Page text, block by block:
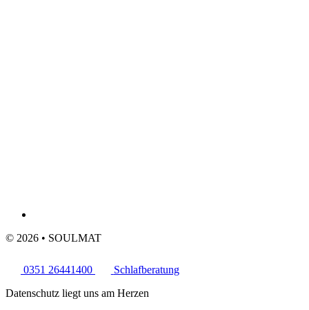
© 2026 • SOULMAT
0351 26441400
Schlafberatung
Datenschutz liegt uns am Herzen